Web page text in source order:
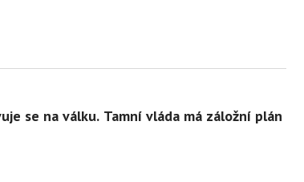
se na válku. Tamní vláda má záložní plán